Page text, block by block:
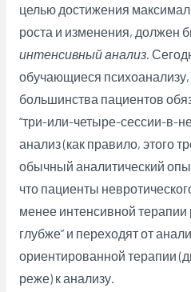
целью достижения
роста и изменения, должен
интенсивный анализ.
обучающиеся
большинства пациентов
“три-или-четыре-сессии-в-
анализ (как правило, этого
обычный аналитический
что пациенты
менее интенсивной терапии
глубже” и переходят от
ориентированной терапии
реже) к анализу.